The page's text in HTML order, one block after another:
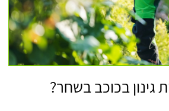
גינון בכוכב בשחר?